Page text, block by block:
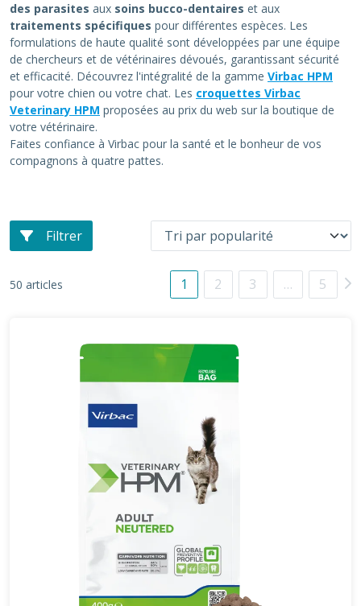
des parasites aux soins bucco-dentaires et aux
traitements spécifiques pour différentes espèces. Les
formulations de haute qualité sont développées par une équipe
de chercheurs et de vétérinaires dévoués, garantissant sécurité
et efficacité. Découvrez l'intégralité de la gamme Virbac HPM
pour votre chien ou votre chat. Les croquettes Virbac
Veterinary HPM proposées au prix du web sur la boutique de
votre vétérinaire.
Faites confiance à Virbac pour la santé et le bonheur de vos
compagnons à quatre pattes.
Filtrer
50 articles 1 2 3 … 5